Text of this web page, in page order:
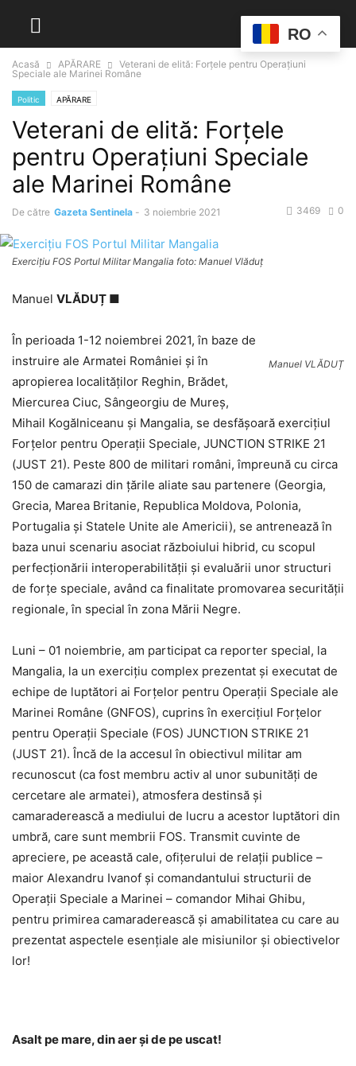
Acasă APĂRARE
Veterani de elită: Forțele pentru Operațiuni
Speciale ale Marinei Române
Politic APĂRARE
Veterani de elită: Forțele
pentru Operațiuni Speciale
ale Marinei Române
De către Gazeta Sentinela - 3 noiembrie 2021 0
3469
Exerciţiu FOS Portul Militar Mangalia foto: Manuel Vlăduţ
Manuel VLĂDUȚ ■
Manuel VLĂDUȚ
În perioada 1-12 noiembrei 2021, în baze de
instruire ale Armatei României și în
apropierea localităților Reghin, Brădet,
Miercurea Ciuc, Sângeorgiu de Mureș,
Mihail Kogălniceanu și Mangalia, se desfășoară exercițiul
Forțelor pentru Operații Speciale, JUNCTION STRIKE 21
(JUST 21). Peste 800 de militari români, împreună cu circa
150 de camarazi din țările aliate sau partenere (Georgia,
Grecia, Marea Britanie, Republica Moldova, Polonia,
Portugalia și Statele Unite ale Americii), se antrenează în
baza unui scenariu asociat războiului hibrid, cu scopul
perfecționării interoperabilității și evaluării unor structuri
de forțe speciale, având ca finalitate promovarea securității
regionale, în special în zona Mării Negre.
Luni – 01 noiembrie, am participat ca reporter special, la
Mangalia, la un exercițiu complex prezentat și executat de
echipe de luptători ai Forțelor pentru Operații Speciale ale
Marinei Române (GNFOS), cuprins în exercițiul Forțelor
pentru Operații Speciale (FOS) JUNCTION STRIKE 21
(JUST 21). Încă de la accesul în obiectivul militar am
recunoscut (ca fost membru activ al unor subunități de
cercetare ale armatei), atmosfera destinsă și
camaraderească a mediului de lucru a acestor luptători din
umbră, care sunt membrii FOS. Transmit cuvinte de
apreciere, pe această cale, ofițerului de relații publice –
maior Alexandru Ivanof și comandantului structurii de
Operații Speciale a Marinei – comandor Mihai Ghibu,
pentru primirea camaraderească și amabilitatea cu care au
prezentat aspectele esențiale ale misiunilor și obiectivelor
lor!
Asalt pe mare, din aer și de pe uscat!
RO